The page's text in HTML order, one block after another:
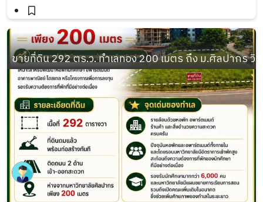
ขายที่ดิน 292 ตร.ว. ทำเลทอง 200 เมตร ถึง ม.ศิลปากร วิ